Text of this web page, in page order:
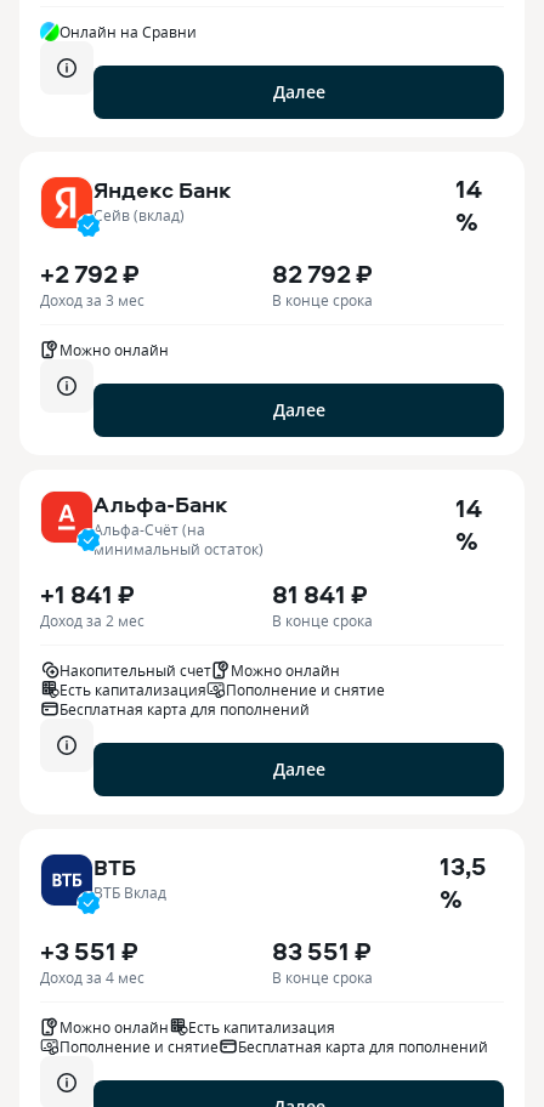
Онлайн на Сравни
Далее
Яндекс Банк
Сейв (вклад)
14
%
+2 792 ₽
Доход за 3 мес
82 792 ₽
В конце срока
Можно онлайн
Далее
Альфа-Банк
Альфа-Счёт (на
минимальный остаток)
14
%
+1 841 ₽
Доход за 2 мес
81 841 ₽
В конце срока
Накопительный счет
Можно онлайн
Есть капитализация
Пополнение и снятие
Бесплатная карта для пополнений
Далее
ВТБ
ВТБ Вклад
13,5
%
+3 551 ₽
Доход за 4 мес
83 551 ₽
В конце срока
Можно онлайн
Есть капитализация
Пополнение и снятие
Бесплатная карта для пополнений